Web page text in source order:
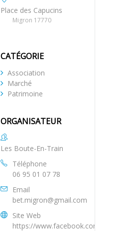
Place des Capucins
Migron 17770
CATÉGORIE
Association
Marché
Patrimoine
ORGANISATEUR
Les Boute-En-Train
Téléphone
06 95 01 07 78
Email
bet.migron@gmail.com
Site Web
https://www.facebook.com/